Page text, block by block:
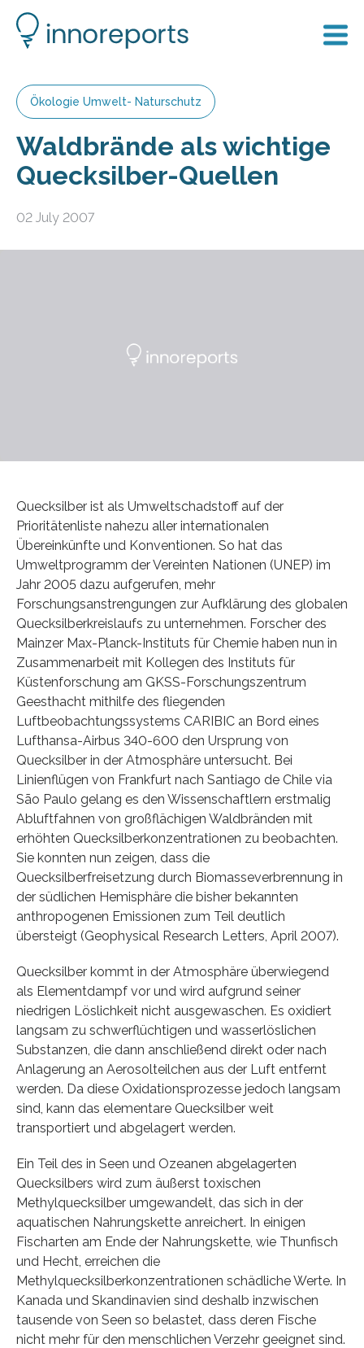
Ökologie Umwelt- Naturschutz
Waldbrände als wichtige
Quecksilber-Quellen
02 July 2007
Quecksilber ist als Umweltschadstoff auf der
Prioritätenliste nahezu aller internationalen
Übereinkünfte und Konventionen. So hat das
Umweltprogramm der Vereinten Nationen (UNEP) im
Jahr 2005 dazu aufgerufen, mehr
Forschungsanstrengungen zur Aufklärung des globalen
Quecksilberkreislaufs zu unternehmen. Forscher des
Mainzer Max-Planck-Instituts für Chemie haben nun in
Zusammenarbeit mit Kollegen des Instituts für
Küstenforschung am GKSS-Forschungszentrum
Geesthacht mithilfe des fliegenden
Luftbeobachtungssystems CARIBIC an Bord eines
Lufthansa-Airbus 340-600 den Ursprung von
Quecksilber in der Atmosphäre untersucht. Bei
Linienflügen von Frankfurt nach Santiago de Chile via
São Paulo gelang es den Wissenschaftlern erstmalig
Abluftfahnen von großflächigen Waldbränden mit
erhöhten Quecksilberkonzentrationen zu beobachten.
Sie konnten nun zeigen, dass die
Quecksilberfreisetzung durch Biomasseverbrennung in
der südlichen Hemisphäre die bisher bekannten
anthropogenen Emissionen zum Teil deutlich
übersteigt (Geophysical Research Letters, April 2007).
Quecksilber kommt in der Atmosphäre überwiegend
als Elementdampf vor und wird aufgrund seiner
niedrigen Löslichkeit nicht ausgewaschen. Es oxidiert
langsam zu schwerflüchtigen und wasserlöslichen
Substanzen, die dann anschließend direkt oder nach
Anlagerung an Aerosolteilchen aus der Luft entfernt
werden. Da diese Oxidationsprozesse jedoch langsam
sind, kann das elementare Quecksilber weit
transportiert und abgelagert werden.
Ein Teil des in Seen und Ozeanen abgelagerten
Quecksilbers wird zum äußerst toxischen
Methylquecksilber umgewandelt, das sich in der
aquatischen Nahrungskette anreichert. In einigen
Fischarten am Ende der Nahrungskette, wie Thunfisch
und Hecht, erreichen die
Methylquecksilberkonzentrationen schädliche Werte. In
Kanada und Skandinavien sind deshalb inzwischen
tausende von Seen so belastet, dass deren Fische
nicht mehr für den menschlichen Verzehr geeignet sind.